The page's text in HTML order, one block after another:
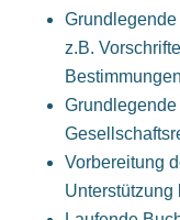
z.B.
Vorbereitung
Unterstützung